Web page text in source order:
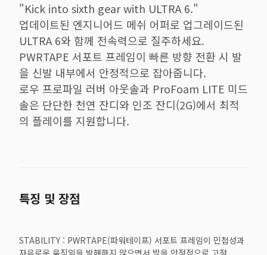
"Kick into sixth gear with ULTRA 6."
업데이트된 엔지니어드 메쉬 어퍼로 업그레이드된
ULTRA 6와 함께 전속력으로 질주하세요.
PWRTAPE 서포트 프레임이 빠른 방향 전환 시 발
을 신발 내부에서 안정적으로 잡아줍니다.
로우 프로파일 러버 아웃솔과 ProFoam LITE 미드
솔은 단단한 천연 잔디와 인조 잔디(2G)에서 최적
의 플레이를 지원합니다.
특징 및 장점
STABILITY : PWRTAPE(파워테이프) 서포트 프레임이 민첩성과
자유로운 움직임을 방해하지 않으면서 발을 안정적으로 고정